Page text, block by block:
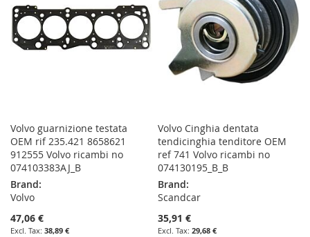
Volvo guarnizione testata
OEM rif 235.421 8658621
912555 Volvo ricambi no
074103383AJ_B
Brand:
Volvo
47,06 €
38,89 €
Volvo Cinghia dentata
tendicinghia tenditore OEM
ref 741 Volvo ricambi no
074130195_B_B
Brand:
Scandcar
35,91 €
29,68 €